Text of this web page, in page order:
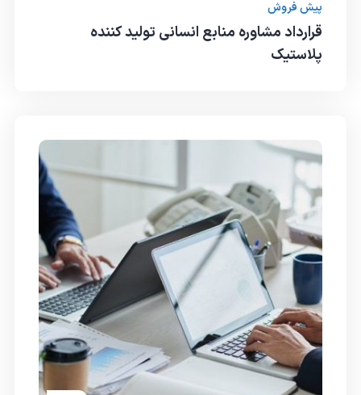
پیش فروش
قرارداد مشاوره منابع انسانی تولید کننده
پلاستیک